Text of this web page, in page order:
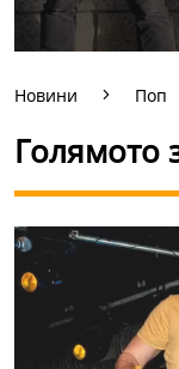
Новини Поп
Голямото